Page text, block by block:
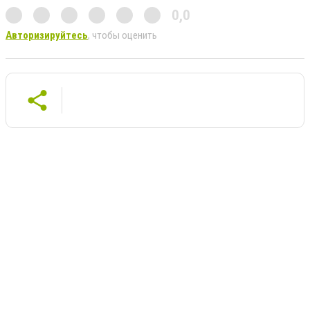
0,0
Авторизируйтесь, чтобы оценить